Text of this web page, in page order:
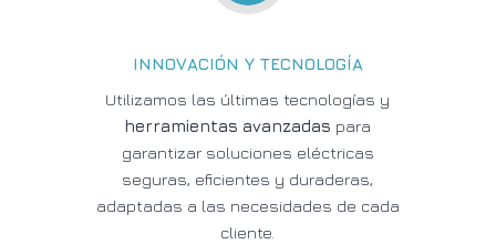
INNOVACIÓN Y TECNOLOGÍA
Utilizamos las últimas tecnologías y
herramientas avanzadas para
garantizar soluciones eléctricas
seguras, eficientes y duraderas,
adaptadas a las necesidades de cada
cliente.